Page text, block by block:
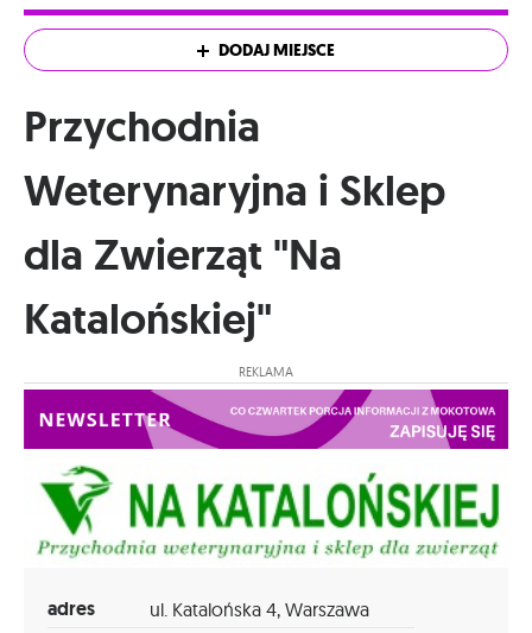
DODAJ MIEJSCE
Przychodnia
Weterynaryjna i Sklep
dla Zwierząt "Na
Katalońskiej"
REKLAMA
adres ul. Katalońska 4, Warszawa